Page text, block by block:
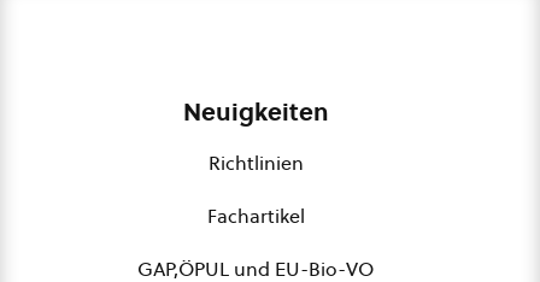
Neuigkeiten
Richtlinien
Fachartikel
GAP,ÖPUL und EU-Bio-VO